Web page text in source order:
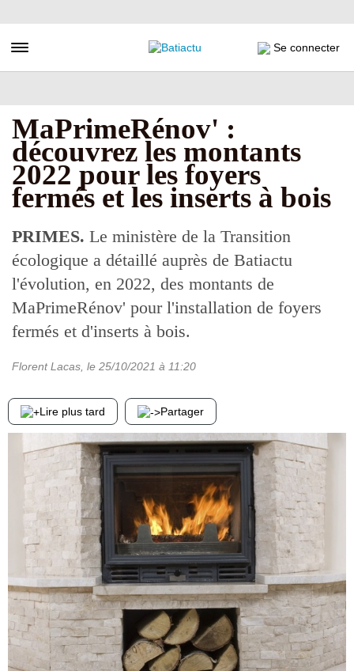
au
principal
Toggle navigation Se connecter
MaPrimeRénov' :
découvrez les montants
2022 pour les foyers
fermés et les inserts à bois
PRIMES. Le ministère de la Transition
écologique a détaillé auprès de Batiactu
l'évolution, en 2022, des montants de
MaPrimeRénov' pour l'installation de foyers
fermés et d'inserts à bois.
Florent Lacas , le 25/10/2021 à 11:20
Lire plus tard Partager